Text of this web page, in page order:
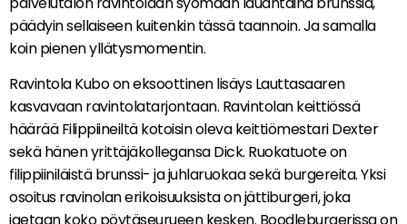
päädyin sellaiseen kuitenkin tässä taannoin. Ja samalla
koin pienen yllätysmomentin.
Ravintola Kubo on eksoottinen lisäys Lauttasaaren
kasvavaan ravintolatarjontaan. Ravintolan keittiössä
häärää Filippiineiltä kotoisin oleva keittiömestari Dexter
sekä hänen yrittäjäkollegansa Dick. Ruokatuote on
filippiiniläistä brunssi- ja juhlaruokaa sekä burgereita. Yksi
osoitus ravinolan erikoisuuksista on jättiburgeri, joka